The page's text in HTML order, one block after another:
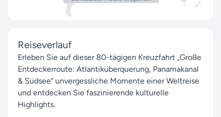
Reiseverlauf
Erleben Sie auf dieser 80-tägigen Kreuzfahrt „Große
Entdeckerroute: Atlantiküberquerung, Panamakanal
& Südsee“ unvergessliche Momente einer Weltreise
und entdecken Sie faszinierende kulturelle
Highlights.